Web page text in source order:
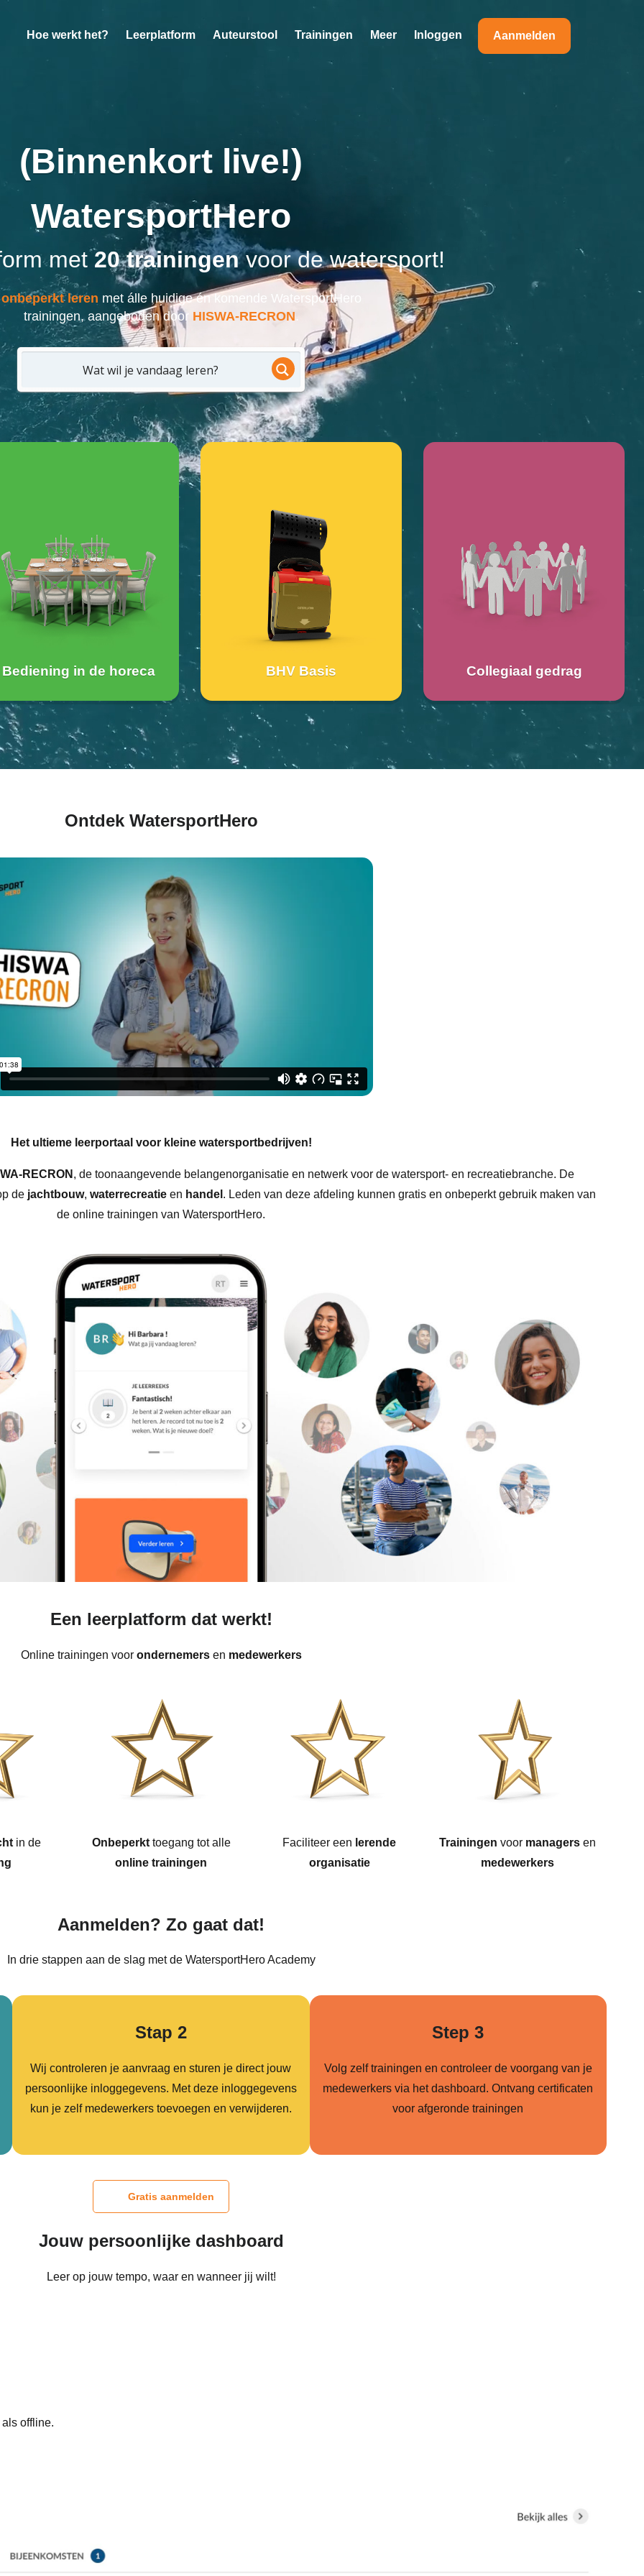
Hoe werkt het? Leerplatform Auteurstool Trainingen Meer Inloggen Aanmelden
(Binnenkort live!)
WatersportHero
met20 trainingenvoor de watersport!
leren met álle huidige én komende WatersportHero
trainingen, aangeboden door HISWA-RECRON.
Bediening in de horeca
Naar de academy
BHV Basis Collegiaal gedrag
Ontdek WatersportHero
Het ultieme leerportaal voor kleine watersportbedrijven!
RECRON , de toonaangevende belangenorganisatie en netwerk voor de watersport- en recreatiebranche. De
de jachtbouw, waterrecreatieen handel . Leden van deze afdeling kunnen gratis en onbeperkt gebruik maken van
de online trainingen van WatersportHero.
Een leerplatform dat werkt!
Online trainingen voor ondernemersen medewerkers
in de
Onbeperkt toegang tot alle
online trainingen
Faciliteer een lerende
organisatie
Trainingen voor managers en
medewerkers
Aanmelden? Zo gaat dat!
In drie stappen aan de slag met de WatersportHero Academy
Stap 2
Wij controleren je aanvraag en sturen je direct jouw
persoonlijke inloggegevens. Met deze inloggegevens
kun je zelf medewerkers toevoegen en verwijderen.
Step 3
Volg zelf trainingen en controleer de voorgang van je
medewerkers via het dashboard. Ontvang certificaten
voor afgeronde trainingen
Gratis aanmelden
Jouw persoonlijke dashboard
Leer op jouw tempo, waar en wanneer jij wilt!
offline.